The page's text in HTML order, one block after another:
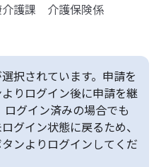
護課 介護保険係
択されています。申請を
りログイン後に申請を継
グイン済みの場合でも
グイン状態に戻るため、
ンよりログインしてくだ